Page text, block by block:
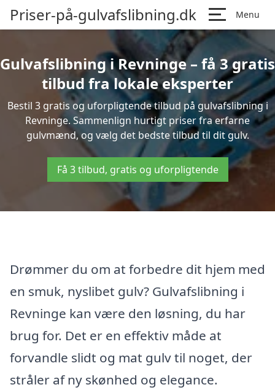
Priser-på-gulvafslibning.dk Menu
Gulvafslibning i Revninge – få 3 gratis
tilbud fra lokale eksperter
Bestil 3 gratis og uforpligtende tilbud på gulvafslibning i
Revninge. Sammenlign hurtigt priser fra erfarne
gulvmænd, og vælg det bedste tilbud til dit gulv.
Få 3 tilbud, gratis og uforpligtende
Drømmer du om at forbedre dit hjem med
en smuk, nyslibet gulv? Gulvafslibning i
Revninge kan være den løsning, du har
brug for. Det er en effektiv måde at
forvandle slidt og mat gulv til noget, der
stråler af ny skønhed og elegance.